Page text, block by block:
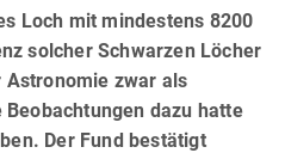
Loch mit mindestens 8200
solcher Schwarzen Löcher
zwar als
dazu hatte
Der Fund bestätigt